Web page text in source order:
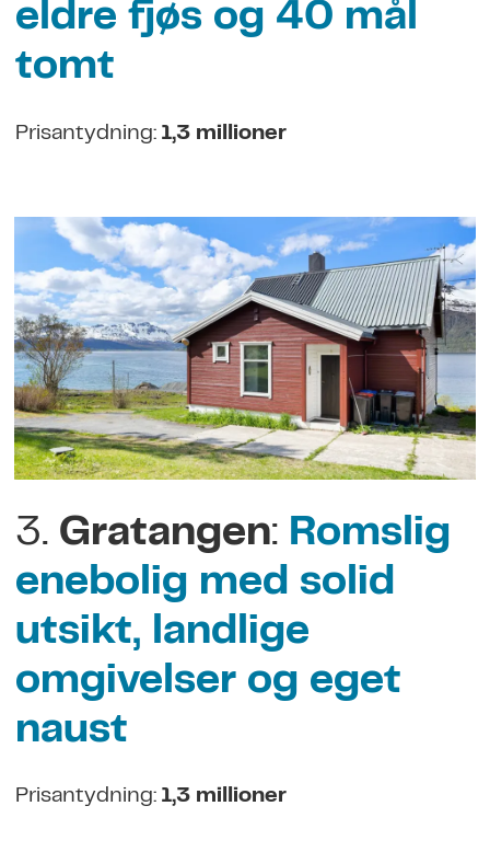
eldre fjøs og 40 mål
tomt
Prisantydning: 1,3 millioner
3. Gratangen: Romslig
enebolig med solid
utsikt, landlige
omgivelser og eget
naust
Prisantydning: 1,3 millioner